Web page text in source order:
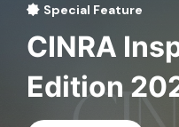
Special Feature
CINRA
Edition